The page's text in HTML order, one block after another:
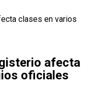
afecta
oficiales